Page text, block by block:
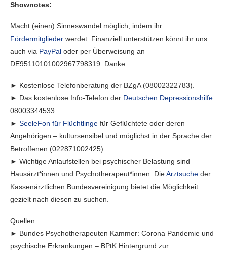
Shownotes:
Macht (einen) Sinneswandel möglich, indem ihr
Fördermitglieder werdet. Finanziell unterstützen könnt ihr uns
auch via PayPal oder per Überweisung an
DE95110101002967798319. Danke.
► Kostenlose Telefonberatung der BZgA (08002322783).
► Das kostenlose Info-Telefon der Deutschen Depressionshilfe:
08003344533.
► SeeleFon für Flüchtlinge für Geflüchtete oder deren
Angehörigen – kultursensibel und möglichst in der Sprache der
Betroffenen (022871002425).
► Wichtige Anlaufstellen bei psychischer Belastung sind
Hausärzt*innen und Psychotherapeut*innen. DieArztsuche der
Kassenärztlichen Bundesvereinigung bietet die Möglichkeit
gezielt nach diesen zu suchen.
Quellen:
► Bundes Psychotherapeuten Kammer: Corona Pandemie und
psychische Erkrankungen – BPtK Hintergrund zur